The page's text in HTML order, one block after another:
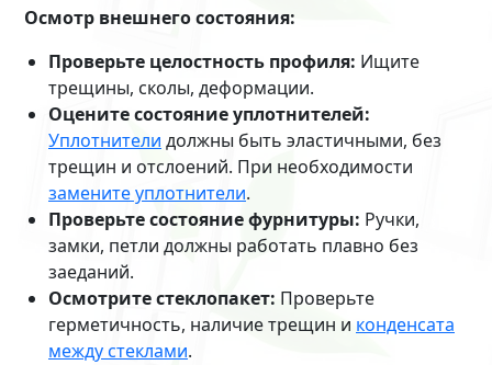
Осмотр внешнего состояния:
Проверьте целостность профиля: Ищите
трещины, сколы, деформации.
Оцените состояние уплотнителей:
Уплотнители должны быть эластичными, без
трещин и отслоений. При необходимости
замените уплотнители.
Проверьте состояние фурнитуры: Ручки,
замки, петли должны работать плавно без
заеданий.
Осмотрите стеклопакет: Проверьте
герметичность, наличие трещин и конденсата
между стеклами.